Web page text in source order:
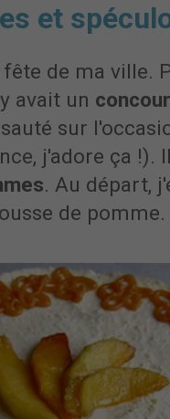
et
fête de ma ville.
avait un
sur
j'adore ça !).
. Au départ,
de pomme.